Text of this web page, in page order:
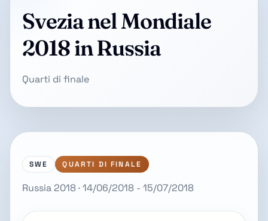
Svezia nel Mondiale
2018 in Russia
Quarti di finale
SWE QUARTI DI FINALE
Russia 2018 · 14/06/2018 - 15/07/2018